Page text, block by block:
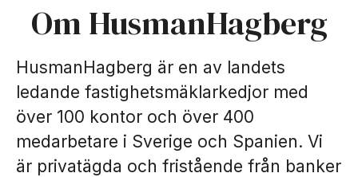
Om HusmanHagberg
HusmanHagberg är en av landets
ledande fastighetsmäklarkedjor med
över 100 kontor och över 400
medarbetare i Sverige och Spanien. Vi
är privatägda och fristående från banker